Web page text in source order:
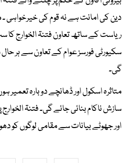
دین کی امانت ہے نہ قوم کی خیرخواہی
ریاست کے ساتھ تعاون فتنۃ الخوارج
سکیورٹی فورسز عوام کے تعاون سے ہر
گی۔
متاثرہ اسکول اور ڈھانچے دوبارہ تعمیر
سازش ناکام بنائی جائے گی۔ فتنۃ
اور جھوٹے بیانات سے مقامی لوگوں کو